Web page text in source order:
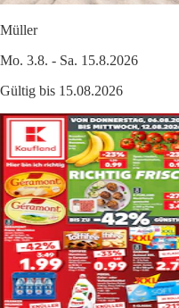
Müller
Mo. 3.8. - Sa. 15.8.2026
Gültig bis 15.08.2026